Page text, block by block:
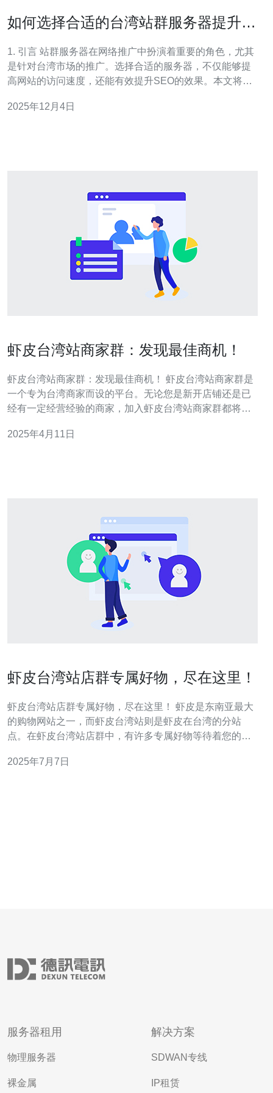
如何选择合适的台湾站群服务器提升推
1. 引言 站群服务器在网络推广中扮演着重要的角色，尤其
是针对台湾市场的推广。选择合适的服务器，不仅能够提
高网站的访问速度，还能有效提升SEO的效果。本文将为
务器。 2. 了解站群服务器的基本概念 站群服务器是指为多
2025年12月4日
虾皮台湾站商家群：发现最佳商机！
虾皮台湾站商家群：发现最佳商机！ 虾皮台湾站商家群是
一个专为台湾商家而设的平台。无论您是新开店铺还是已
经有一定经营经验的商家，加入虾皮台湾站商家群都将为
势以及如何利用这个平台发现最佳商机。 1. 广泛的用户群
2025年4月11日
虾皮台湾站店群专属好物，尽在这里！
虾皮台湾站店群专属好物，尽在这里！ 虾皮是东南亚最大
的购物网站之一，而虾皮台湾站则是虾皮在台湾的分站
点。在虾皮台湾站店群中，有许多专属好物等待着您的发
物，这里都能满足您的需求。 在虾皮台湾站店群中，您可
2025年7月7日
服务器租用
物理服务器
裸金属
解决方案
SDWAN专线
IP租赁